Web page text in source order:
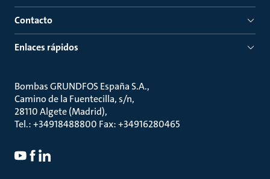
Contacto
Enlaces rápidos
Bombas GRUNDFOS España S.A.
Camino de la Fuentecilla, s/n
28110 Algete (Madrid)
Tel.: +34918488800 Fax: +34916280465